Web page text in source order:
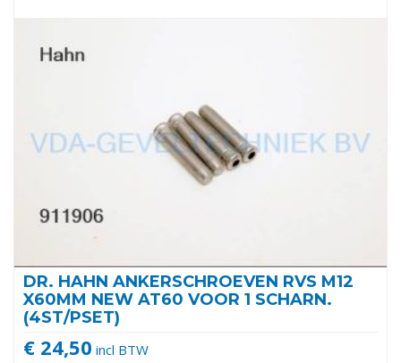
DR. HAHN ANKERSCHROEVEN RVS M12
X60MM NEW AT60 VOOR 1 SCHARN.
(4ST/PSET)
€ 24,50 incl BTW